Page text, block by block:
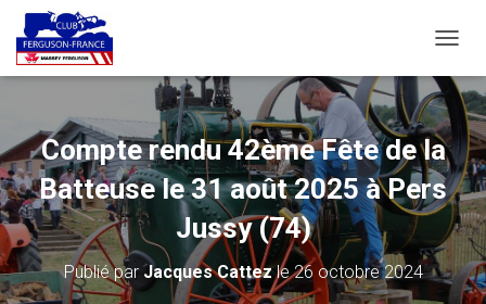
É
L
E
R
L
A
N
V
Compte rendu 42ème Fête de la
Batteuse le 31 août 2025 à Pers
Jussy (74)
Publié par Jacques Cattezle26 octobre 2024